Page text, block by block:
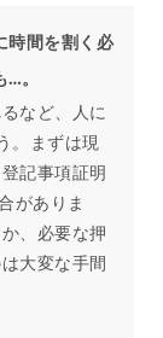
時間を割く必
。
など、人に
。まずは現
記事項証明
がありま
、必要な押
大変な手間